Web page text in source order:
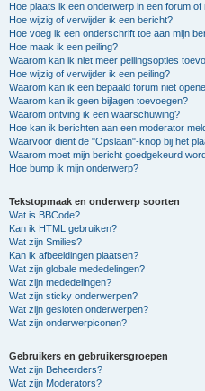
Hoe plaats ik een onderwerp in een forum
Hoe wijzig of verwijder ik een bericht?
Hoe voeg ik een onderschrift toe aan mijn
Hoe maak ik een peiling?
Waarom kan ik niet meer peilingsopties
Hoe wijzig of verwijder ik een peiling?
Waarom kan ik een bepaald forum niet
Waarom kan ik geen bijlagen toevoegen?
Waarom ontving ik een waarschuwing?
Hoe kan ik berichten aan een moderator
Waarvoor dient de "Opslaan"-knop bij het
Waarom moet mijn bericht goedgekeurd
Hoe bump ik mijn onderwerp?
Tekstopmaak en onderwerp soorten
Wat is BBCode?
Kan ik HTML gebruiken?
Wat zijn Smilies?
Kan ik afbeeldingen plaatsen?
Wat zijn globale mededelingen?
Wat zijn mededelingen?
Wat zijn sticky onderwerpen?
Wat zijn gesloten onderwerpen?
Wat zijn onderwerpiconen?
Gebruikers en gebruikersgroepen
Wat zijn Beheerders?
Wat zijn Moderators?